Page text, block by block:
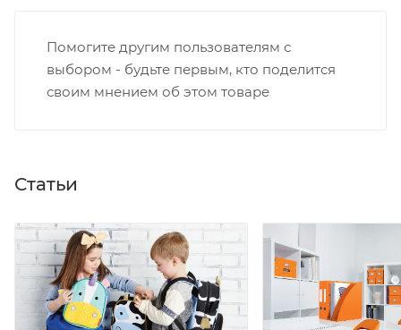
Помогите другим пользователям с
выбором - будьте первым, кто поделится
своим мнением об этом товаре
Статьи